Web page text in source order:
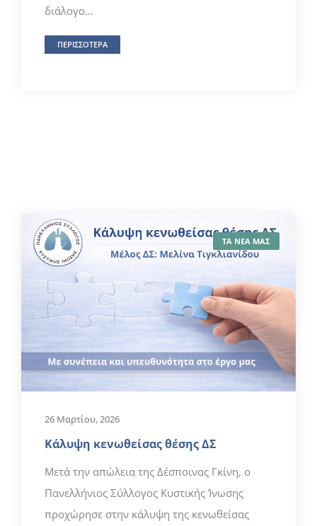
διάλογο...
ΠΕΡΙΣΣΟΤΕΡΑ
ΤΑ ΝΕΑ ΜΑΣ
26 Μαρτίου, 2026
Κάλυψη κενωθείσας θέσης ΔΣ
Μετά την απώλεια της Δέσποινας Γκίνη, ο
Πανελλήνιος Σύλλογος Κυστικής Ίνωσης
προχώρησε στην κάλυψη της κενωθείσας